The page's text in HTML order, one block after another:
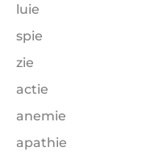
luie
spie
zie
actie
anemie
apathie